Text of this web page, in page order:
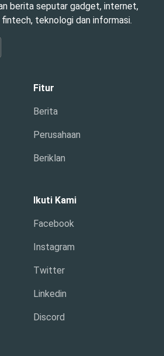
berita seputar gadget, internet,
teknologi dan informasi.
Fitur
Berita
Perusahaan
Beriklan
Ikuti Kami
Facebook
Instagram
Twitter
Linkedin
Discord